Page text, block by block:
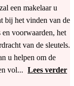
een makelaar u
bij het vinden van de
voorwaarden, het
van de sleutels.
u helpen om de
vol... Lees verder